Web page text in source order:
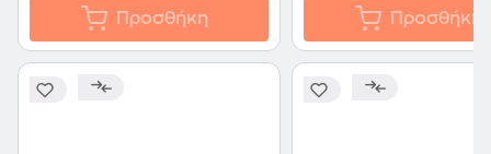
Προσθήκη Προσθήκη